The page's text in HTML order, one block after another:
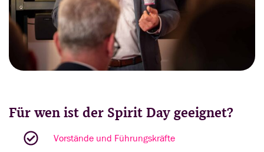
Für wen ist der Spirit Day geeignet?
Vorstände und Führungskräfte